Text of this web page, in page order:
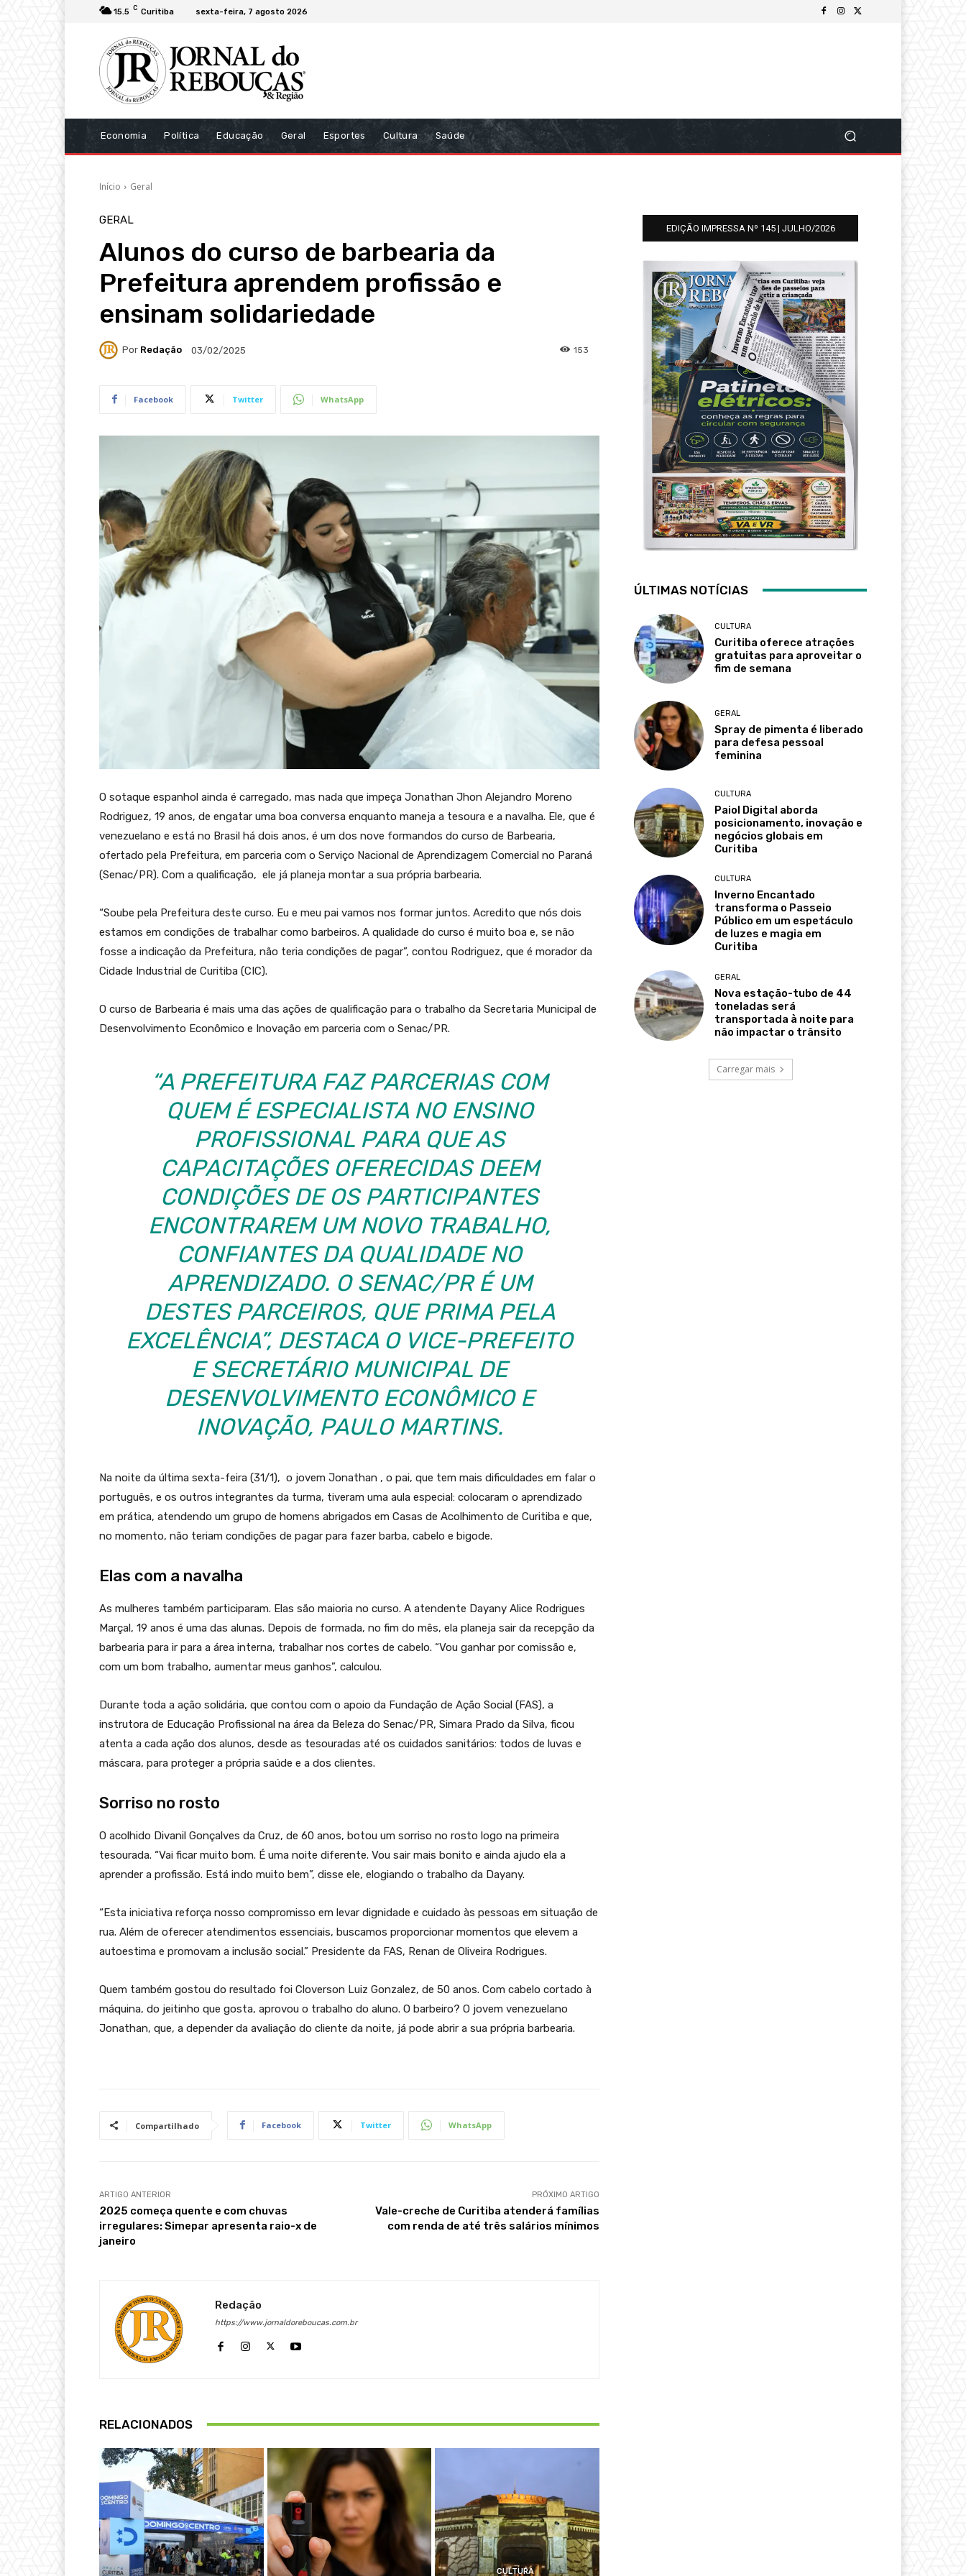
15.5 C Curitiba sexta-feira, 7 agosto 2026
Economia Política Educação Geral Esportes Cultura Saúde
Início Geral
GERAL
Alunos do curso de barbearia da
Prefeitura aprendem profissão e
ensinam solidariedade
Por Redação 03/02/2025 153
Facebook Twitter WhatsApp
O sotaque espanhol ainda é carregado, mas nada que impeça Jonathan Jhon Alejandro Moreno
Rodriguez, 19 anos, de engatar uma boa conversa enquanto maneja a tesoura e a navalha. Ele, que é
venezuelano e está no Brasil há dois anos, é um dos nove formandos do curso de Barbearia,
ofertado pela Prefeitura, em parceria com o Serviço Nacional de Aprendizagem Comercial no Paraná
(Senac/PR). Com a qualificação, ele já planeja montar a sua própria barbearia.
“Soube pela Prefeitura deste curso. Eu e meu pai vamos nos formar juntos. Acredito que nós dois
estamos em condições de trabalhar como barbeiros. A qualidade do curso é muito boa e, se não
fosse a indicação da Prefeitura, não teria condições de pagar”, contou Rodriguez, que é morador da
Cidade Industrial de Curitiba (CIC).
O curso de Barbearia é mais uma das ações de qualificação para o trabalho da Secretaria Municipal de
Desenvolvimento Econômico e Inovação em parceria com o Senac/PR.
“A PREFEITURA FAZ PARCERIAS COM
QUEM É ESPECIALISTA NO ENSINO
PROFISSIONAL PARA QUE AS
CAPACITAÇÕES OFERECIDAS DEEM
CONDIÇÕES DE OS PARTICIPANTES
ENCONTRAREM UM NOVO TRABALHO,
CONFIANTES DA QUALIDADE NO
APRENDIZADO. O SENAC/PR É UM
DESTES PARCEIROS, QUE PRIMA PELA
EXCELÊNCIA”, DESTACA O VICE-PREFEITO
E SECRETÁRIO MUNICIPAL DE
DESENVOLVIMENTO ECONÔMICO E
INOVAÇÃO, PAULO MARTINS.
Na noite da última sexta-feira (31/1), o jovem Jonathan , o pai, que tem mais dificuldades em falar o
português, e os outros integrantes da turma, tiveram uma aula especial: colocaram o aprendizado
em prática, atendendo um grupo de homens abrigados em Casas de Acolhimento de Curitiba e que,
no momento, não teriam condições de pagar para fazer barba, cabelo e bigode.
Elas com a navalha
As mulheres também participaram. Elas são maioria no curso. A atendente Dayany Alice Rodrigues
Marçal, 19 anos é uma das alunas. Depois de formada, no fim do mês, ela planeja sair da recepção da
barbearia para ir para a área interna, trabalhar nos cortes de cabelo. “Vou ganhar por comissão e,
com um bom trabalho, aumentar meus ganhos”, calculou.
Durante toda a ação solidária, que contou com o apoio da Fundação de Ação Social (FAS), a
instrutora de Educação Profissional na área da Beleza do Senac/PR, Simara Prado da Silva, ficou
atenta a cada ação dos alunos, desde as tesouradas até os cuidados sanitários: todos de luvas e
máscara, para proteger a própria saúde e a dos clientes.
Sorriso no rosto
O acolhido Divanil Gonçalves da Cruz, de 60 anos, botou um sorriso no rosto logo na primeira
tesourada. “Vai ficar muito bom. É uma noite diferente. Vou sair mais bonito e ainda ajudo ela a
aprender a profissão. Está indo muito bem”, disse ele, elogiando o trabalho da Dayany.
“Esta iniciativa reforça nosso compromisso em levar dignidade e cuidado às pessoas em situação de
rua. Além de oferecer atendimentos essenciais, buscamos proporcionar momentos que elevem a
autoestima e promovam a inclusão social.” Presidente da FAS, Renan de Oliveira Rodrigues.
Quem também gostou do resultado foi Cloverson Luiz Gonzalez, de 50 anos. Com cabelo cortado à
máquina, do jeitinho que gosta, aprovou o trabalho do aluno. O barbeiro? O jovem venezuelano
Jonathan, que, a depender da avaliação do cliente da noite, já pode abrir a sua própria barbearia.
Compartilhado Facebook Twitter WhatsApp
ARTIGO ANTERIOR
2025 começa quente e com chuvas
irregulares: Simepar apresenta raio-x de
janeiro
PRÓXIMO ARTIGO
Vale-creche de Curitiba atenderá famílias
com renda de até três salários mínimos
Redação
https://www.jornaldoreboucas.com.br
RELACIONADOS
CULTURA
EDIÇÃO IMPRESSA Nº 145 | JULHO/2026
ÚLTIMAS NOTÍCIAS
CULTURA
Curitiba oferece atrações
gratuitas para aproveitar o
fim de semana
GERAL
Spray de pimenta é liberado
para defesa pessoal
feminina
CULTURA
Paiol Digital aborda
posicionamento, inovação e
negócios globais em
Curitiba
CULTURA
Inverno Encantado
transforma o Passeio
Público em um espetáculo
de luzes e magia em
Curitiba
GERAL
Nova estação-tubo de 44
toneladas será
transportada à noite para
não impactar o trânsito
Carregar mais